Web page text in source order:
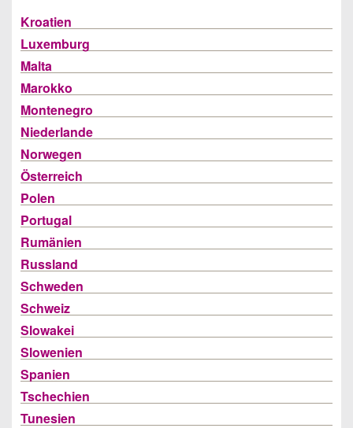
Kroatien
Luxemburg
Malta
Marokko
Montenegro
Niederlande
Norwegen
Österreich
Polen
Portugal
Rumänien
Russland
Schweden
Schweiz
Slowakei
Slowenien
Spanien
Tschechien
Tunesien